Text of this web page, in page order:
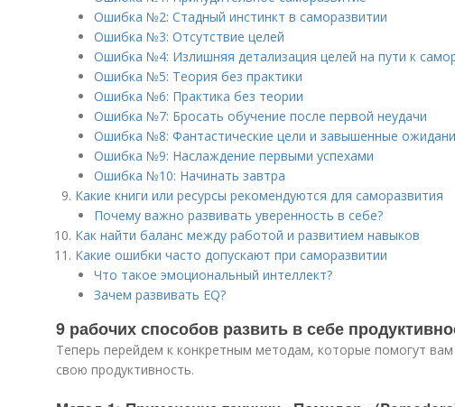
Ошибка №2: Стадный инстинкт в саморазвитии
Ошибка №3: Отсутствие целей
Ошибка №4: Излишняя детализация целей на пути к
Ошибка №5: Теория без практики
Ошибка №6: Практика без теории
Ошибка №7: Бросать обучение после первой неудачи
Ошибка №8: Фантастические цели и завышенные
Ошибка №9: Наслаждение первыми успехами
Ошибка №10: Начинать завтра
Какие книги или ресурсы рекомендуются для саморазвития
Почему важно развивать уверенность в себе?
Как найти баланс между работой и развитием навыков
Какие ошибки часто допускают при саморазвитии
Что такое эмоциональный интеллект?
Зачем развивать EQ?
9 рабочих способов развить в себе
Теперь перейдем к конкретным методам, которые помогут
свою продуктивность.